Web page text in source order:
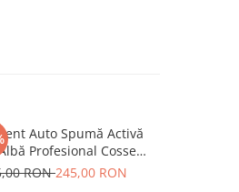
Auto Spumă Activă
Profesional Cossem
LINE – 23.5 kg
RON245,00 RON